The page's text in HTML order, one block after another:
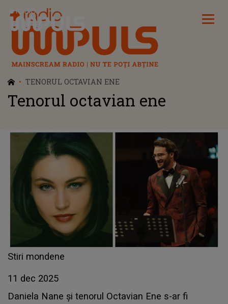
Radio Impuls
TENORUL OCTAVIAN ENE
Tenorul octavian ene
Stiri mondene
11 dec 2025
Daniela Nane și tenorul Octavian Ene s-ar fi